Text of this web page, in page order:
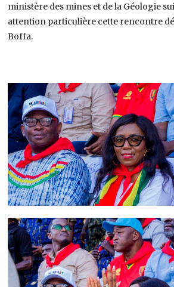
ministère des mines et de la Géologie
attention particulière cette rencontre
Boffa.